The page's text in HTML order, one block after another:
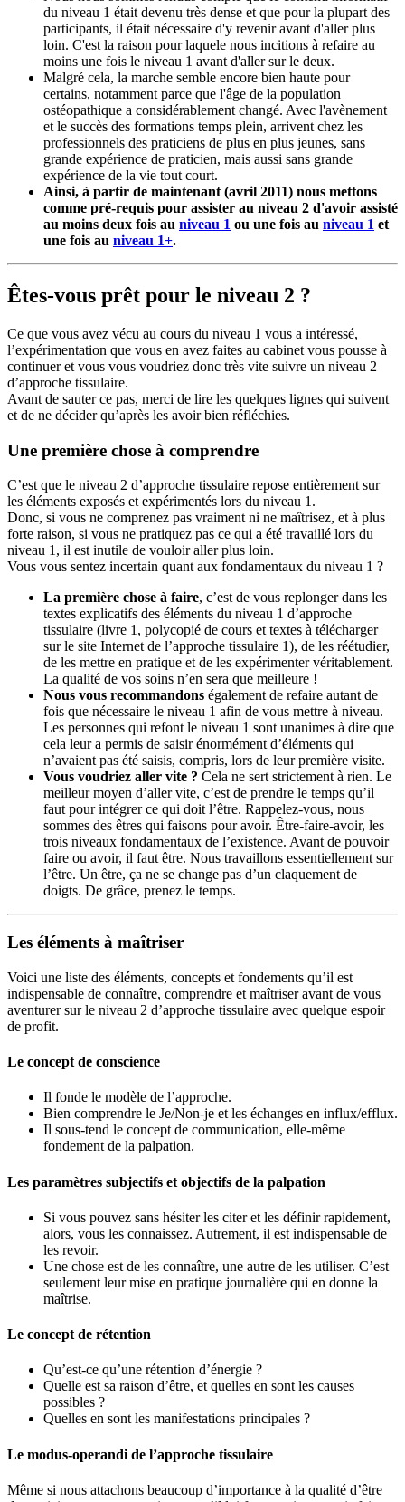
du niveau 1 était devenu très dense et que pour la plupart des
participants, il était nécessaire d'y revenir avant d'aller plus
loin. C'est la raison pour laquele nous incitions à refaire au
moins une fois le niveau 1 avant d'aller sur le deux.
Malgré cela, la marche semble encore bien haute pour
certains, notamment parce que l'âge de la population
ostéopathique a considérablement changé. Avec l'avènement
et le succès des formations temps plein, arrivent chez les
professionnels des praticiens de plus en plus jeunes, sans
grande expérience de praticien, mais aussi sans grande
expérience de la vie tout court.
Ainsi, à partir de maintenant (avril 2011) nous mettons
comme pré-requis pour assister au niveau 2 d'avoir assisté
au moins deux fois au niveau 1 ou une fois au niveau 1 et
une fois au niveau 1+.
Êtes-vous prêt pour le niveau 2 ?
Ce que vous avez vécu au cours du niveau 1 vous a intéressé,
l’expérimentation que vous en avez faites au cabinet vous pousse à
continuer et vous vous voudriez donc très vite suivre un niveau 2
d’approche tissulaire.
Avant de sauter ce pas, merci de lire les quelques lignes qui suivent
et de ne décider qu’après les avoir bien réfléchies.
Une première chose à comprendre
C’est que le niveau 2 d’approche tissulaire repose entièrement sur
les éléments exposés et expérimentés lors du niveau 1.
Donc, si vous ne comprenez pas vraiment ni ne maîtrisez, et à plus
forte raison, si vous ne pratiquez pas ce qui a été travaillé lors du
niveau 1, il est inutile de vouloir aller plus loin.
Vous vous sentez incertain quant aux fondamentaux du niveau 1 ?
La première chose à faire, c’est de vous replonger dans les
textes explicatifs des éléments du niveau 1 d’approche
tissulaire (livre 1, polycopié de cours et textes à télécharger
sur le site Internet de l’approche tissulaire 1), de les réétudier,
de les mettre en pratique et de les expérimenter véritablement.
La qualité de vos soins n’en sera que meilleure !
Nous vous recommandons également de refaire autant de
fois que nécessaire le niveau 1 afin de vous mettre à niveau.
Les personnes qui refont le niveau 1 sont unanimes à dire que
cela leur a permis de saisir énormément d’éléments qui
n’avaient pas été saisis, compris, lors de leur première visite.
Vous voudriez aller vite ? Cela ne sert strictement à rien. Le
meilleur moyen d’aller vite, c’est de prendre le temps qu’il
faut pour intégrer ce qui doit l’être. Rappelez-vous, nous
sommes des êtres qui faisons pour avoir. Être-faire-avoir, les
trois niveaux fondamentaux de l’existence. Avant de pouvoir
faire ou avoir, il faut être. Nous travaillons essentiellement sur
l’être. Un être, ça ne se change pas d’un claquement de
doigts. De grâce, prenez le temps.
Les éléments à maîtriser
Voici une liste des éléments, concepts et fondements qu’il est
indispensable de connaître, comprendre et maîtriser avant de vous
aventurer sur le niveau 2 d’approche tissulaire avec quelque espoir
de profit.
Le concept de conscience
Il fonde le modèle de l’approche.
Bien comprendre le Je/Non-je et les échanges en influx/efflux.
Il sous-tend le concept de communication, elle-même
fondement de la palpation.
Les paramètres subjectifs et objectifs de la palpation
Si vous pouvez sans hésiter les citer et les définir rapidement,
alors, vous les connaissez. Autrement, il est indispensable de
les revoir.
Une chose est de les connaître, une autre de les utiliser. C’est
seulement leur mise en pratique journalière qui en donne la
maîtrise.
Le concept de rétention
Qu’est-ce qu’une rétention d’énergie ?
Quelle est sa raison d’être, et quelles en sont les causes
possibles ?
Quelles en sont les manifestations principales ?
Le modus-operandi de l’approche tissulaire
Même si nous attachons beaucoup d’importance à la qualité d’être